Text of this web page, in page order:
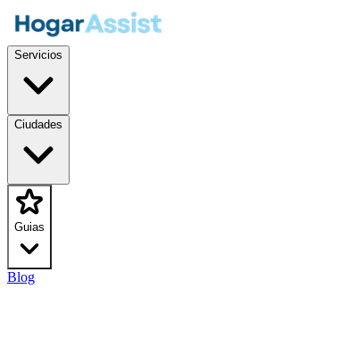
Servicios
Ciudades
Guias
Blog